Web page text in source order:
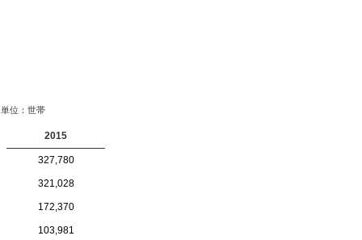
単位：世帯
2015
327,780
321,028
172,370
103,981